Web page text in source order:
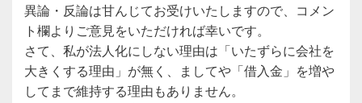
異論・反論は甘んじてお受けいたしますので、コメン
ト欄よりご意見をいただければ幸いです。
さて、私が法人化にしない理由は「いたずらに会社を
大きくする理由」が無く、ましてや「借入金」を増や
してまで維持する理由もありません。